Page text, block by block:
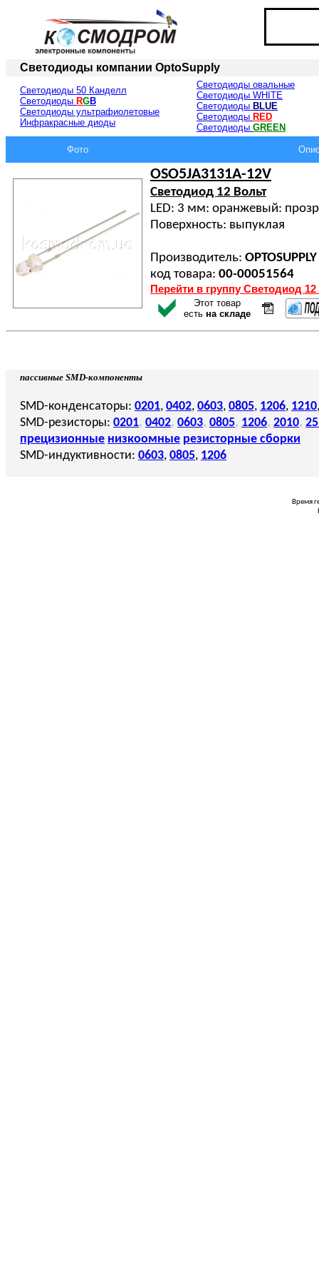
Светодиоды компании OptoSupply
Светодиоды 50 Канделл
Светодиоды RGB
Светодиоды ультрафиолетовые
Инфракрасные диоды
Светодиоды овальные
Светодиоды WHITE
Светодиоды BLUE
Светодиоды RED
Светодиоды GREEN
Фото
OSO5JA3131A-12V
Светодиод 12 Вольт
LED: 3 мм: оранжевый:
Поверхность: выпуклая
Производитель: OPTOSUPPLY
код товара: 00-00051564
Перейти в группу Светодиод
Этот товар
есть на складе
пассивные SMD-компоненты
SMD-конденсаторы: 0201, 0402, 0603, 0805, 1206, 1210,
SMD-резисторы: 0201, 0402, 0603, 0805, 1206, 2010,
прецизионные низкоомные резисторные сборки
SMD-индуктивности: 0603, 0805, 1206
Время